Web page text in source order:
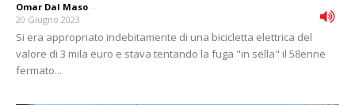
Omar Dal Maso -
20 Giugno 2023
Si era appropriato indebitamente di una bicicletta elettrica del
valore di 3 mila euro e stava tentando la fuga "in sella" il 58enne
fermato...